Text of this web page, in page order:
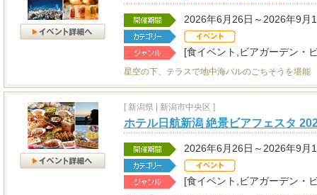
2026年6月26日～2026年9月
[食イベント,ビアガーデン・
星空の下、テラスで地中海バルのごちそうを堪能
[ 新潟県 新潟市中央区 ]
ホテル日航新潟 絶景ビアフェスタ
2026年6月26日～2026年9月
[食イベント,ビアガーデン・